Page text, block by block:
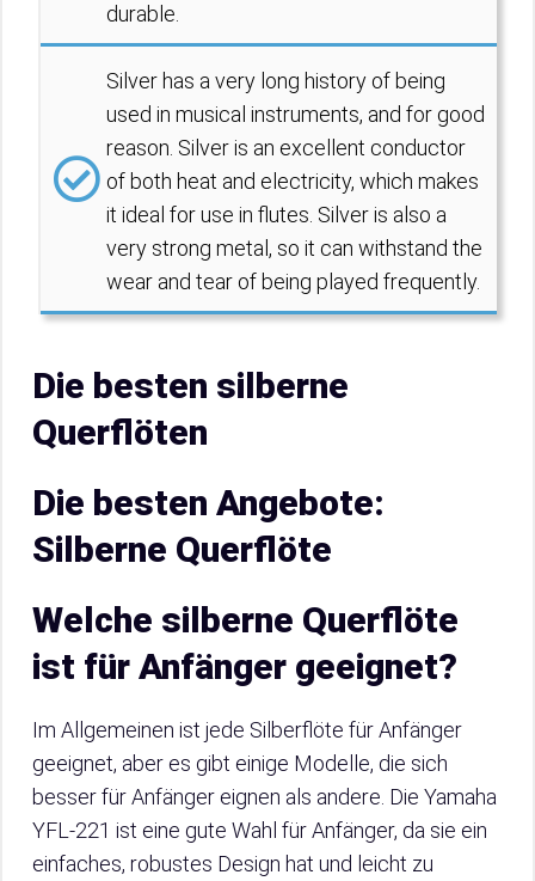
durable.
Silver has a very long history of being
used in musical instruments, and for good
reason. Silver is an excellent conductor
of both heat and electricity, which makes
it ideal for use in flutes. Silver is also a
very strong metal, so it can withstand the
wear and tear of being played frequently.
Die besten silberne
Querflöten
Die besten Angebote:
Silberne Querflöte
Welche silberne Querflöte
ist für Anfänger geeignet?
Im Allgemeinen ist jede Silberflöte für Anfänger
geeignet, aber es gibt einige Modelle, die sich
besser für Anfänger eignen als andere. Die Yamaha
YFL-221 ist eine gute Wahl für Anfänger, da sie ein
einfaches, robustes Design hat und leicht zu